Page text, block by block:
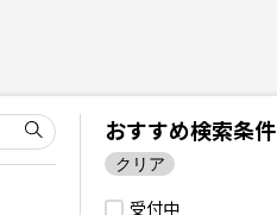
おすすめ検索条件
クリア
受付中